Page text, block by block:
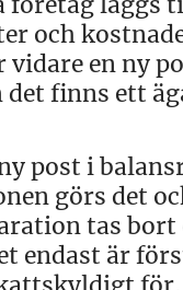
och
en ny
finns ett
post i
görs det
tas
endast är